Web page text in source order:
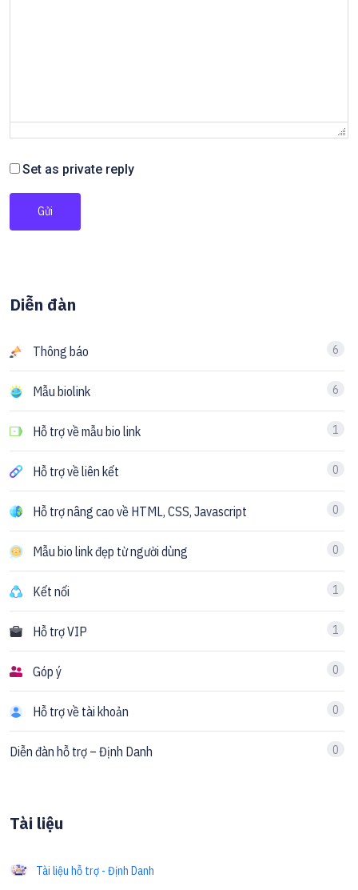
Set as private reply
Gửi
Diễn đàn
Thông báo 6
Mẫu biolink 6
Hỗ trợ về mẫu bio link 1
Hỗ trợ về liên kết 0
Hỗ trợ nâng cao về HTML, CSS, Javascript 0
Mẫu bio link đẹp từ người dùng 0
Kết nối 1
Hỗ trợ VIP 1
Góp ý 0
Hỗ trợ về tài khoản 0
Diễn đàn hỗ trợ – Định Danh 0
Tài liệu
Tài liệu hỗ trợ - Định Danh